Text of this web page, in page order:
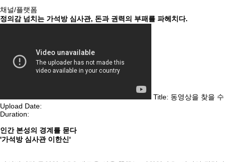
채널/플랫폼
정의감 넘치는 가석방 심사관, 돈과 권력의 부패를 파헤치다.
Title: 동영상을 찾을 수
Upload Date:
Duration:
인간 본성의 경계를 묻다
'가석방 심사관 이한신'